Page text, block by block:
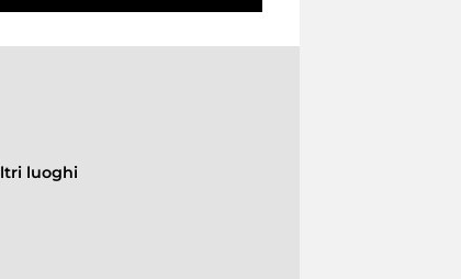
luoghi